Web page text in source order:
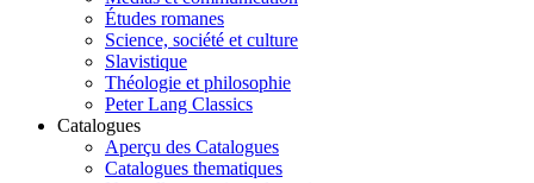
Études romanes
Science, société et culture
Slavistique
Théologie et philosophie
Peter Lang Classics
Catalogues
Aperçu des Catalogues
Catalogues thematiques